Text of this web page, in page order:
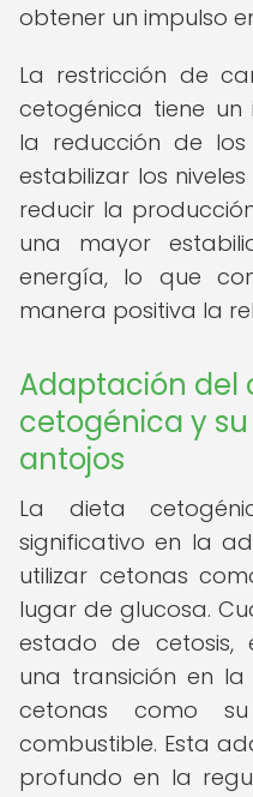
obtener un impulso
La restricción de
cetogénica tiene
la reducción de
estabilizar los
reducir la
una mayor
energía, lo que
manera positiva la
Adaptación del
cetogénica y
antojos
La dieta
significativo en la
utilizar cetonas
lugar de glucosa.
estado de cetosis,
una transición en
cetonas como
combustible. Esta
profundo en la